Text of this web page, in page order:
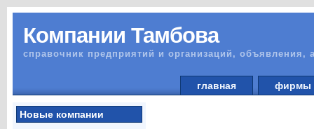
Компании Тамбова
справочник предприятий и организаций, объявления,
главная
Новые компании